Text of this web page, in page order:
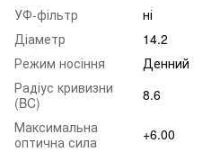
УФ-фільтр
ні
Діаметр
14.2
Режим носіння
Денний
Радіус кривизни
(BC)
8.6
Максимальна
оптична сила
+6.00